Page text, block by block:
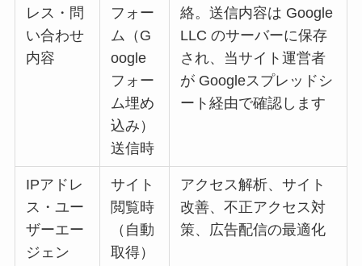
レス・問
い合わせ
内容
フォー
ム（G
oogle
フォー
ム埋め
込み）
送信時
絡。送信内容は Google
LLC のサーバーに保存
され、当サイト運営者
が Googleスプレッドシ
ート経由で確認します
IPアドレ
ス・ユー
ザーエー
ジェン
サイト
閲覧時
（自動
取得）
アクセス解析、サイト
改善、不正アクセス対
策、広告配信の最適化